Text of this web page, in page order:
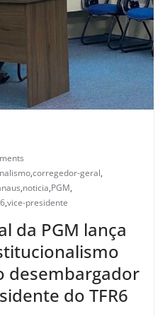
,corregedor-geral,
,noticia,PGM,
,vice-presidente
da PGM lança
desembargador
do TFR6